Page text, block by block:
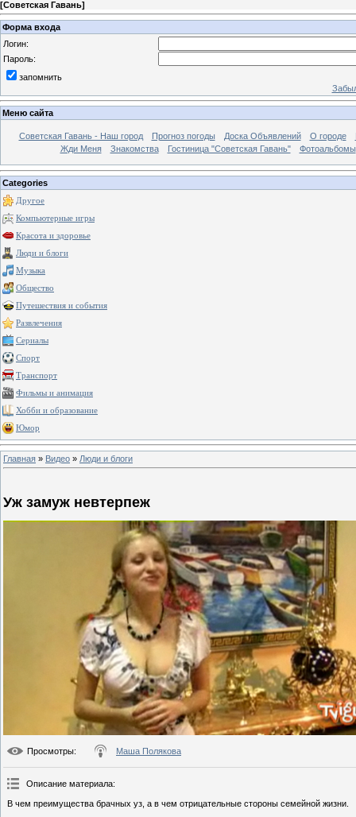
[Советская Гавань]
Форма входа
Логин:
Пароль:
запомнить
Меню сайта
Советская Гавань - Наш город Прогноз погоды Доска Объявлений О городе
Жди Меня
Знакомства Гостиница "Советская Гавань" Фотоальбомы
Categories
Другое
Компьютерные игры
Красота и здоровье
Люди и блоги
Музыка
Общество
Путешествия и события
Развлечения
Сериалы
Спорт
Транспорт
Фильмы и анимация
Хобби и образование
Юмор
Главная » Видео » Люди и блоги
Уж замуж невтерпеж
Просмотры: Маша Полякова
Описание материала:
В чем преимущества брачных уз, а в чем отрицательные стороны семейной жизни.